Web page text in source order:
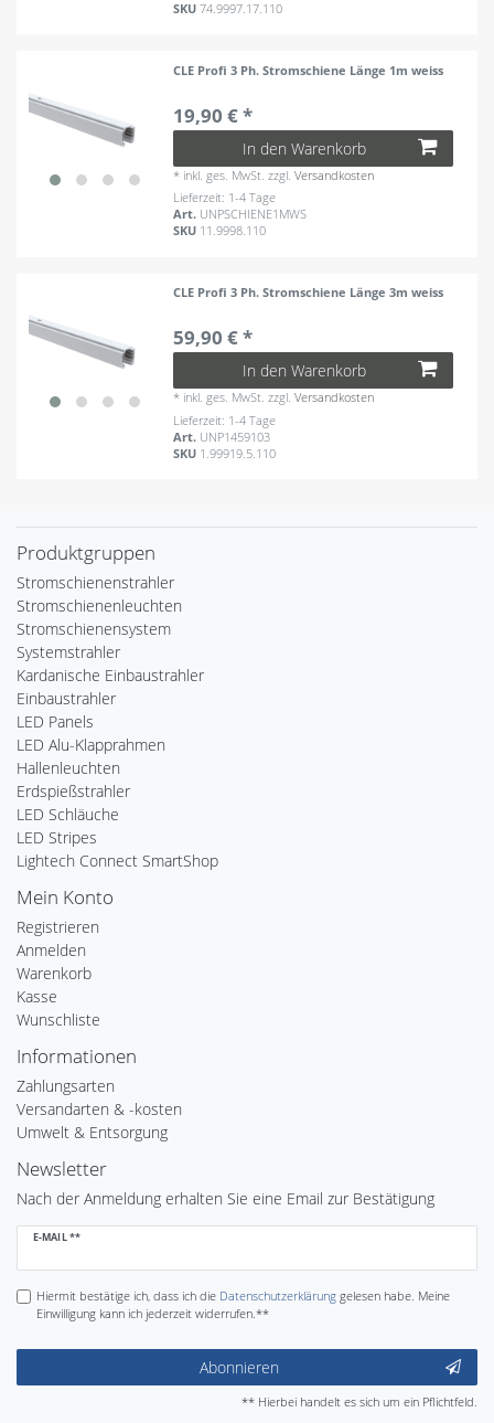
SKU74.9997.17.110
CLE Profi 3 Ph. Stromschiene Länge 1m weiss
19,90 € *
In den Warenkorb
* inkl. ges. MwSt. zzgl.Versandkosten
Lieferzeit: 1-4 Tage
Art. UNPSCHIENE1MWS
SKU 11.9998.110
CLE Profi 3 Ph. Stromschiene Länge 3m weiss
59,90 € *
In den Warenkorb
* inkl. ges. MwSt. zzgl.Versandkosten
Lieferzeit: 1-4 Tage
Art. UNP1459103
SKU 1.99919.5.110
Produktgruppen
Stromschienenstrahler
Stromschienenleuchten
Stromschienensystem
Systemstrahler
Kardanische Einbaustrahler
Einbaustrahler
LED Panels
LED Alu-Klapprahmen
Hallenleuchten
Erdspießstrahler
LED Schläuche
LED Stripes
Lightech Connect SmartShop
Mein Konto
Registrieren
Anmelden
Warenkorb
Kasse
Wunschliste
Informationen
Zahlungsarten
Versandarten & -kosten
Umwelt & Entsorgung
Newsletter
Nach der Anmeldung erhalten Sie eine Email zur Bestätigung
E-MAIL **
Newsletter
Hiermit bestätige ich, dass ich die Daten­schutz­erklärunggelesen habe. Meine
Einwilligung kann ich jederzeit widerrufen.**
Abonnieren
** Hierbei handelt es sich um ein Pflichtfeld.